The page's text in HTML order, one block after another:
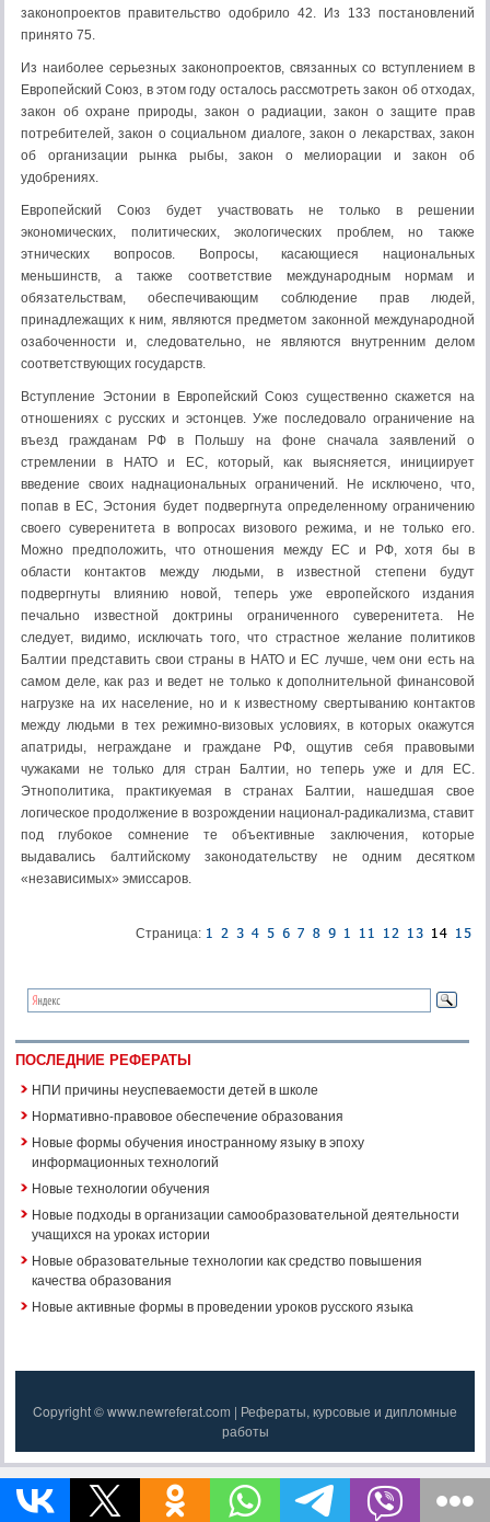
законопроектов правительство одобрило 42. Из 133 постановлений
принято 75.
Из наиболее серьезных законопроектов, связанных со вступлением в
Европейский Союз, в этом году осталось рассмотреть закон об отходах,
закон об охране природы, закон о радиации, закон о защите прав
потребителей, закон о социальном диалоге, закон о лекарствах, закон
об организации рынка рыбы, закон о мелиорации и закон об
удобрениях.
Европейский Союз будет участвовать не только в решении
экономических, политических, экологических проблем, но также
этнических вопросов. Вопросы, касающиеся национальных
меньшинств, а также соответствие международным нормам и
обязательствам, обеспечивающим соблюдение прав людей,
принадлежащих к ним, являются предметом законной международной
озабоченности и, следовательно, не являются внутренним делом
соответствующих государств.
Вступление Эстонии в Европейский Союз существенно скажется на
отношениях с русских и эстонцев. Уже последовало ограничение на
въезд гражданам РФ в Польшу на фоне сначала заявлений о
стремлении в НАТО и ЕС, который, как выясняется, инициирует
введение своих наднациональных ограничений. Не исключено, что,
попав в ЕС, Эстония будет подвергнута определенному ограничению
своего суверенитета в вопросах визового режима, и не только его.
Можно предположить, что отношения между ЕС и РФ, хотя бы в
области контактов между людьми, в известной степени будут
подвергнуты влиянию новой, теперь уже европейского издания
печально известной доктрины ограниченного суверенитета. Не
следует, видимо, исключать того, что страстное желание политиков
Балтии представить свои страны в НАТО и ЕС лучше, чем они есть на
самом деле, как раз и ведет не только к дополнительной финансовой
нагрузке на их население, но и к известному свертыванию контактов
между людьми в тех режимно-визовых условиях, в которых окажутся
апатриды, неграждане и граждане РФ, ощутив себя правовыми
чужаками не только для стран Балтии, но теперь уже и для ЕС.
Этнополитика, практикуемая в странах Балтии, нашедшая свое
логическое продолжение в возрождении национал-радикализма, ставит
под глубокое сомнение те объективные заключения, которые
выдавались балтийскому законодательству не одним десятком
«независимых» эмиссаров.
Страница:
ПОСЛЕДНИЕ РЕФЕРАТЫ
НПИ причины неуспеваемости детей в школе
Нормативно-правовое обеспечение образования
Новые формы обучения иностранному языку в эпоху
информационных технологий
Новые технологии обучения
Новые подходы в организации самообразовательной деятельности
учащихся на уроках истории
Новые образовательные технологии как средство повышения
качества образования
Новые активные формы в проведении уроков русского языка
Copyright © www.newreferat.com | Рефераты, курсовые и дипломные
работы